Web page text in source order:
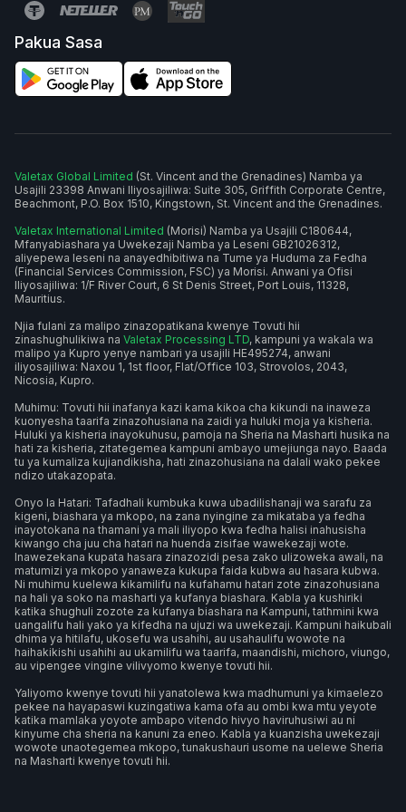
Pakua Sasa
Valetax Global Limited (St. Vincent and the Grenadines) Namba ya
Usajili 23398 Anwani Iliyosajiliwa: Suite 305, Griffith Corporate Centre,
Beachmont, P.O. Box 1510, Kingstown, St. Vincent and the Grenadines.
Valetax International Limited (Morisi) Namba ya Usajili C180644,
Mfanyabiashara ya Uwekezaji Namba ya Leseni GB21026312,
aliyepewa leseni na anayedhibitiwa na Tume ya Huduma za Fedha
(Financial Services Commission, FSC) ya Morisi. Anwani ya Ofisi
Iliyosajiliwa: 1/F River Court, 6 St Denis Street, Port Louis, 11328,
Mauritius.
Njia fulani za malipo zinazopatikana kwenye Tovuti hii
zinashughulikiwa na Valetax Processing LTD, kampuni ya wakala wa
malipo ya Kupro yenye nambari ya usajili HE495274, anwani
iliyosajiliwa: Naxou 1, 1st floor, Flat/Office 103, Strovolos, 2043,
Nicosia, Kupro.
Muhimu: Tovuti hii inafanya kazi kama kikoa cha kikundi na inaweza
kuonyesha taarifa zinazohusiana na zaidi ya huluki moja ya kisheria.
Huluki ya kisheria inayokuhusu, pamoja na Sheria na Masharti husika na
hati za kisheria, zitategemea kampuni ambayo umejiunga nayo. Baada
tu ya kumaliza kujiandikisha, hati zinazohusiana na dalali wako pekee
ndizo utakazopata.
Onyo la Hatari: Tafadhali kumbuka kuwa ubadilishanaji wa sarafu za
kigeni, biashara ya mkopo, na zana nyingine za mikataba ya fedha
inayotokana na thamani ya mali iliyopo kwa fedha halisi inahusisha
kiwango cha juu cha hatari na huenda zisifae wawekezaji wote.
Inawezekana kupata hasara zinazozidi pesa zako ulizoweka awali, na
matumizi ya mkopo yanaweza kukupa faida kubwa au hasara kubwa.
Ni muhimu kuelewa kikamilifu na kufahamu hatari zote zinazohusiana
na hali ya soko na masharti ya kufanya biashara. Kabla ya kushiriki
katika shughuli zozote za kufanya biashara na Kampuni, tathmini kwa
uangalifu hali yako ya kifedha na ujuzi wa uwekezaji. Kampuni haikubali
dhima ya hitilafu, ukosefu wa usahihi, au usahaulifu wowote na
haihakikishi usahihi au ukamilifu wa taarifa, maandishi, michoro, viungo,
au vipengee vingine vilivyomo kwenye tovuti hii.
Yaliyomo kwenye tovuti hii yanatolewa kwa madhumuni ya kimaelezo
pekee na hayapaswi kuzingatiwa kama ofa au ombi kwa mtu yeyote
katika mamlaka yoyote ambapo vitendo hivyo haviruhusiwi au ni
kinyume cha sheria na kanuni za eneo. Kabla ya kuanzisha uwekezaji
wowote unaotegemea mkopo, tunakushauri usome na uelewe Sheria
na Masharti kwenye tovuti hii.